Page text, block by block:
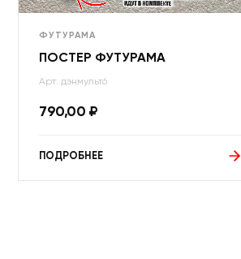
ФУТУРАМА
ПОСТЕР ФУТУРАМА
Арт: дэнмульт6
790,00 ₽
ПОДРОБНЕЕ